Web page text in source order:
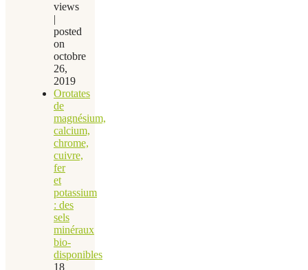
views
|
posted
on
octobre
26,
2019
Orotates
de
magnésium,
calcium,
chrome,
cuivre,
fer
et
potassium
: des
sels
minéraux
bio-
disponibles
18